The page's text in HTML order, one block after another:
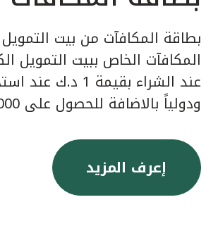
بطاقة المكافآت من بيت
عند الشراء
ودولياً بالاضافة للحصول على 1,000 نقطة ترحيبية عند إصدار البطاقة.
إعرف المزيد